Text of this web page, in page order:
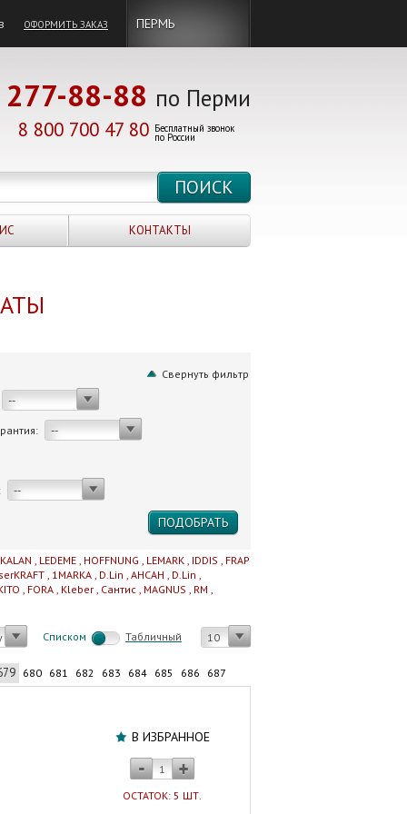
ОФОРМИТЬ ЗАКАЗ ПЕРМЬ
277-88-88 по Перми
8 800 700 47 80 Бесплатный звонок
по России
КОНТАКТЫ
Свернуть фильтр
--
--
--
, LEDEME , HOFFNUNG , LEMARK , IDDIS , FRAP
, 1MARKA , D.Lin , AHCAH , D.Lin ,
, FORA , Kleber , Сантис , MAGNUS , RM ,
Cписком Табличный 10
680 681 682 683 684 685 686
687
В ИЗБРАННОЕ
ОСТАТОК: 5 ШТ.